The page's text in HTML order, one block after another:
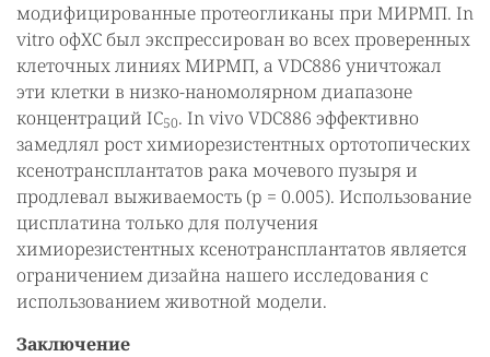
модифицированные протеогликаны при МИРМП. In
vitro офХС был экспрессирован во всех проверенных
клеточных линиях МИРМП, а VDC886 уничтожал
эти клетки в низко-наномолярном диапазоне
концентраций IC50. In vivo VDC886 эффективно
замедлял рост химиорезистентных ортотопических
ксенотрансплантатов рака мочевого пузыря и
продлевал выживаемость (p = 0.005). Использование
цисплатина только для получения
химиорезистентных ксенотрансплантатов является
ограничением дизайна нашего исследования с
использованием животной модели.
Заключение